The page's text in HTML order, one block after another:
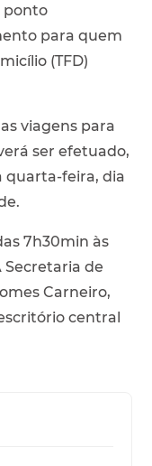
ponto
para quem
(TFD)
viagens para
ser efetuado,
quarta-feira, dia
7h30min às
Secretaria de
Carneiro,
central